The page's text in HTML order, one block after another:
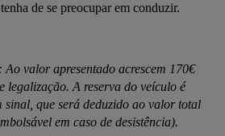
de se preocupar em conduzir.
valor apresentado acrescem 170€
legalização. A reserva do veículo é
sinal, que será deduzido ao valor total
em caso de desistência).